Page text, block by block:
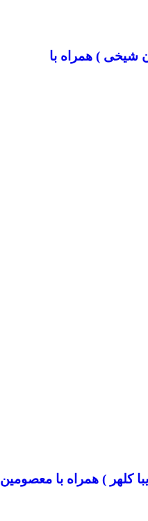
) همراه با
کلهر ) همراه با معصومین